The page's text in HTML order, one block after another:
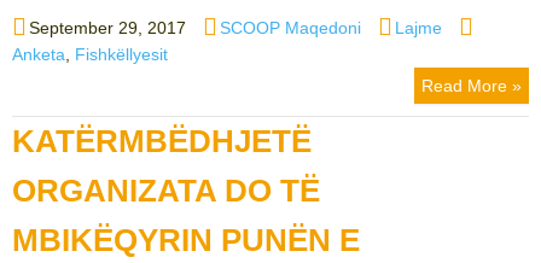
Posted
on
September 29, 2017 Author
SCOOP Maqedoni Categories
Lajme
Anketa
Fishkëllyesit
Read More »
KATËRMBËDHJETË
ORGANIZATA DO TË
MBIKËQYRIN PUNËN E